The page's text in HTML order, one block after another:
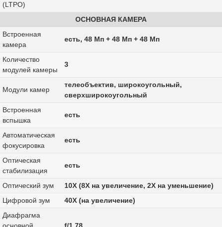
(LTPO)
ОСНОВНАЯ КАМЕРА
Встроенная
камера
есть, 48 Мп + 48 Мп + 48 Мп
Количество
модулей камеры
3
Модули камер
телеобъектив, широкоугольный,
сверхширокоугольный
Встроенная
вспышка
есть
Автоматическая
фокусировка
есть
Оптическая
стабилизация
есть
Оптический зум
10X (8X на увеличение, 2X на уменьшение)
Цифровой зум
40X (на увеличение)
Диафрагма